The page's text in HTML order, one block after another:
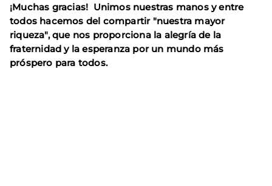
¡Muchas gracias! Unimos nuestras manos y entre
todos hacemos del compartir "nuestra mayor
riqueza", que nos proporciona la alegría de la
fraternidad y la esperanza por un mundo más
próspero para todos.